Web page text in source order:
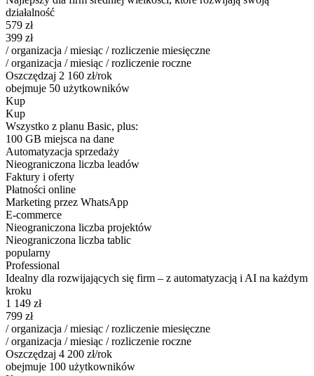
działalność
579 zł
399 zł
/ organizacja / miesiąc / rozliczenie miesięczne
/ organizacja / miesiąc / rozliczenie roczne
Oszczędzaj 2 160 zł/rok
obejmuje 50 użytkowników
Kup
Kup
Wszystko z planu Basic, plus:
100 GB miejsca na dane
Automatyzacja sprzedaży
Nieograniczona liczba leadów
Faktury i oferty
Płatności online
Marketing przez WhatsApp
E-commerce
Nieograniczona liczba projektów
Nieograniczona liczba tablic
popularny
Professional
Idealny dla rozwijających się firm – z automatyzacją i AI na każdym
kroku
1 149 zł
799 zł
/ organizacja / miesiąc / rozliczenie miesięczne
/ organizacja / miesiąc / rozliczenie roczne
Oszczędzaj 4 200 zł/rok
obejmuje 100 użytkowników